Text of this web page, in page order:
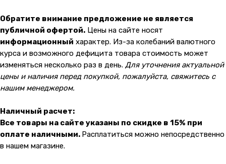
Обратите внимание предложение не является
публичной офертой. Цены на сайте носят
информационный характер. Из-за колебаний валютного
курса и возможного дефицита товара стоимость может
изменяться несколько раз в день. Для уточнения актуальной
цены и наличия перед покупкой, пожалуйста, свяжитесь с
нашим менеджером.
Наличный расчет:
Все товары на сайте указаны по скидке в 15% при
оплате наличными. Расплатиться можно непосредственно
в нашем магазине.
+7 (965) 666-66-89(WhatsАpp)
Адрес магазина:
Карла Маркса 25, 1 этаж
malikpochinit@mail.ru
Сб-Вс: 10:00 — 20:00
vk
Контакты